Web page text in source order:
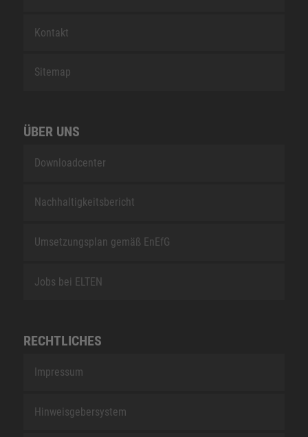
Kontakt
Sitemap
ÜBER UNS
Downloadcenter
Nachhaltigkeitsbericht
Umsetzungsplan gemäß EnEfG
Jobs bei ELTEN
RECHTLICHES
Impressum
Hinweisgebersystem